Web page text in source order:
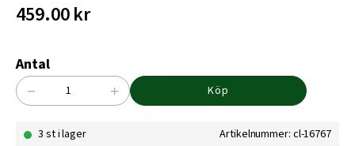
459.00kr
Antal
Tall
flexilis
− + Köp
3 st i lager Artikelnummer: cl-16767